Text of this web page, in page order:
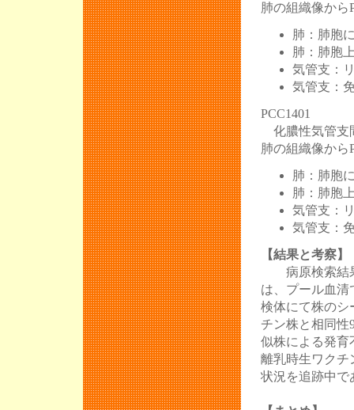
肺の組織像から
肺：肺胞
肺：肺胞
気管支：
気管支：
PCC1401
化膿性気管支
肺の組織像から
肺：肺胞
肺：肺胞
気管支：
気管支：
【結果と考察】
病原検索結果
は、プール血清
検体にて株のシ
チン株と相同性
似株による発育
離乳時生ワクチ
状況を追跡中で